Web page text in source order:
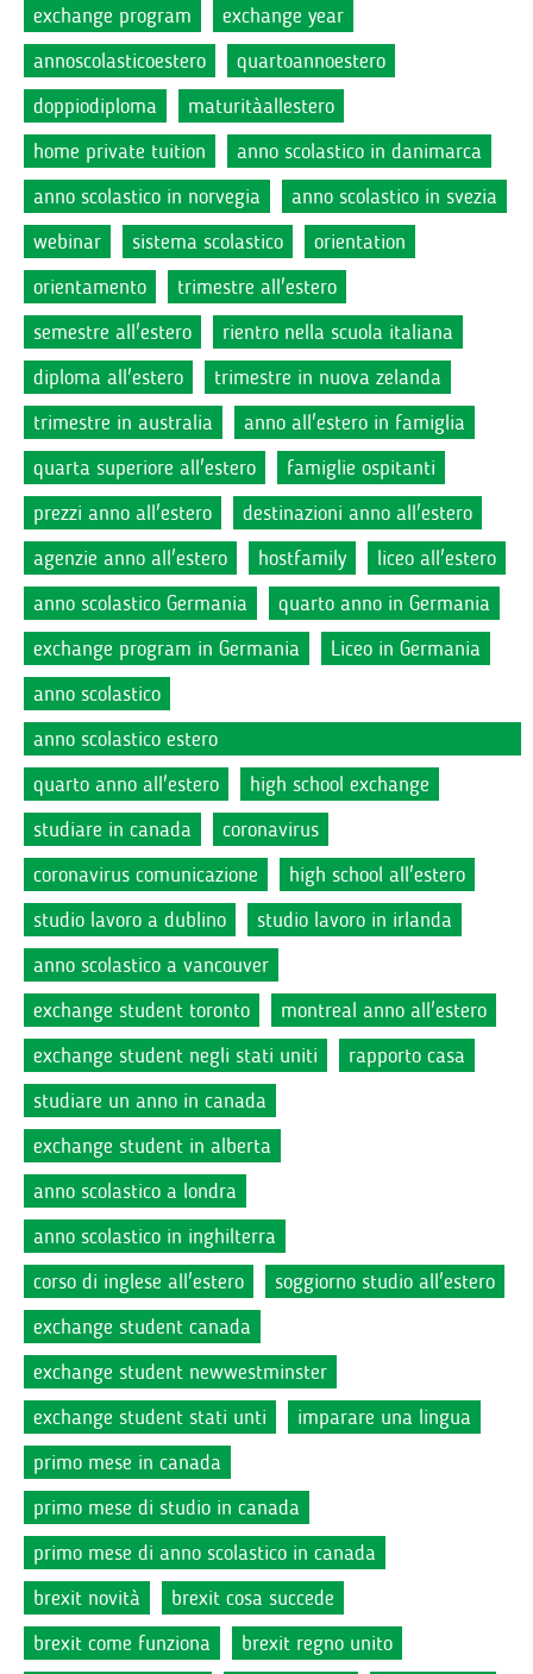
exchange program
exchange year
annoscolasticoestero
quartoannoestero
doppiodiploma
maturitàallestero
home private tuition
anno scolastico in danimarca
anno scolastico in norvegia
anno scolastico in svezia
webinar
sistema scolastico
orientation
orientamento
trimestre all'estero
semestre all'estero
rientro nella scuola italiana
diploma all'estero
trimestre in nuova zelanda
trimestre in australia
anno all'estero in famiglia
quarta superiore all'estero
famiglie ospitanti
prezzi anno all'estero
destinazioni anno all'estero
agenzie anno all'estero
hostfamily
liceo all'estero
anno scolastico Germania
quarto anno in Germania
exchange program in Germania
Liceo in Germania
anno scolastico
anno scolastico estero
quarto anno all'estero
high school exchange
studiare in canada
coronavirus
coronavirus comunicazione
high school all'estero
studio lavoro a dublino
studio lavoro in irlanda
anno scolastico a vancouver
exchange student toronto
montreal anno all'estero
exchange student negli stati uniti
rapporto casa
studiare un anno in canada
exchange student in alberta
anno scolastico a londra
anno scolastico in inghilterra
corso di inglese all'estero
soggiorno studio all'estero
exchange student canada
exchange student newwestminster
exchange student stati unti
imparare una lingua
primo mese in canada
primo mese di studio in canada
primo mese di anno scolastico in canada
brexit novità
brexit cosa succede
brexit come funziona
brexit regno unito